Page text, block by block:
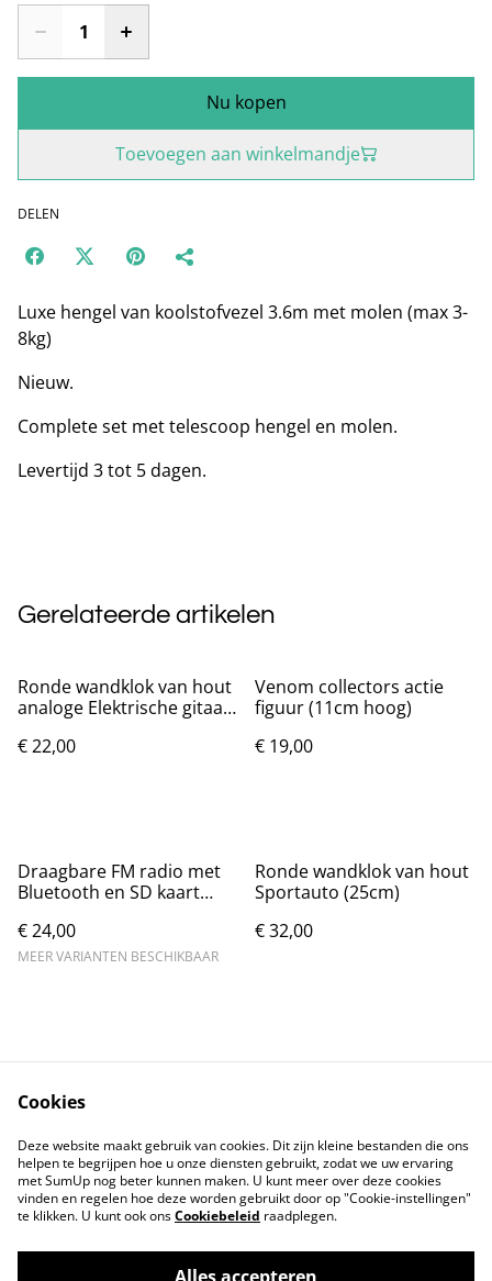
Nu kopen
Toevoegen aan winkelmandje
DELEN
Luxe hengel van koolstofvezel 3.6m met molen (max 3-
8kg)
Nieuw.
Complete set met telescoop hengel en molen.
Levertijd 3 tot 5 dagen.
Gerelateerde artikelen
Ronde wandklok van hout
analoge Elektrische gitaar
€ 22,00
Venom collectors actie
figuur (11cm hoog)
€ 19,00
Draagbare FM radio met
Bluetooth en SD kaart
€ 24,00
MEER VARIANTEN BESCHIKBAAR
Ronde wandklok van hout
Sportauto (25cm)
€ 32,00
Contact
Voorwaarden
Privacybeleid
Cookiebeleid
Cookies
Deze website maakt gebruik van cookies. Dit zijn kleine bestanden die ons
helpen te begrijpen hoe u onze diensten gebruikt, zodat we uw ervaring
met SumUp nog beter kunnen maken. U kunt meer over deze cookies
vinden en regelen hoe deze worden gebruikt door op "Cookie-instellingen"
te klikken. U kunt ook onsCookiebeleid raadplegen.